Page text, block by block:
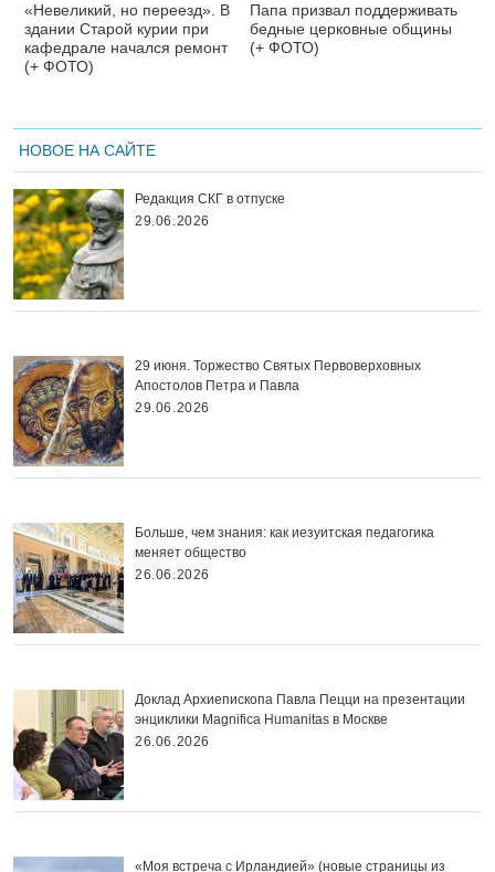
«Невеликий, но переезд». В
здании Старой курии при
кафедрале начался ремонт
(+ ФОТО)
Папа призвал поддерживать
бедные церковные общины
(+ ФОТО)
НОВОЕ НА САЙТЕ
Редакция СКГ в отпуске
29.06.2026
29 июня. Торжество Святых Первоверховных
Апостолов Петра и Павла
29.06.2026
Больше, чем знания: как иезуитская педагогика
меняет общество
26.06.2026
Доклад Архиепископа Павла Пецци на презентации
энциклики Magnifica Нumanitas в Москве
26.06.2026
«Моя встреча с Ирландией» (новые страницы из